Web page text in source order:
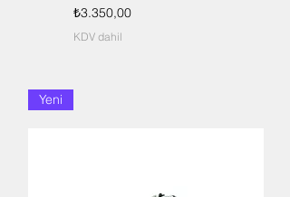
Fiyat
₺3.350,00
KDV dahil
Yeni